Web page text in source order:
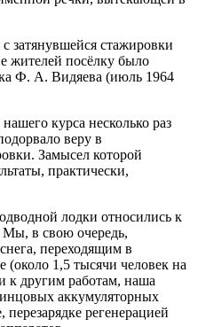
затянувшейся стажировки
жителей посёлку было
Ф. А. Видяева (июль 1964
курса несколько раз
веру в
Замысел которой
практически,
лодки относились к
Мы, в свою очередь,
переходящим в
(около 1,5 тысячи человек на
к другим работам, наша
аккумуляторных
регенерацией